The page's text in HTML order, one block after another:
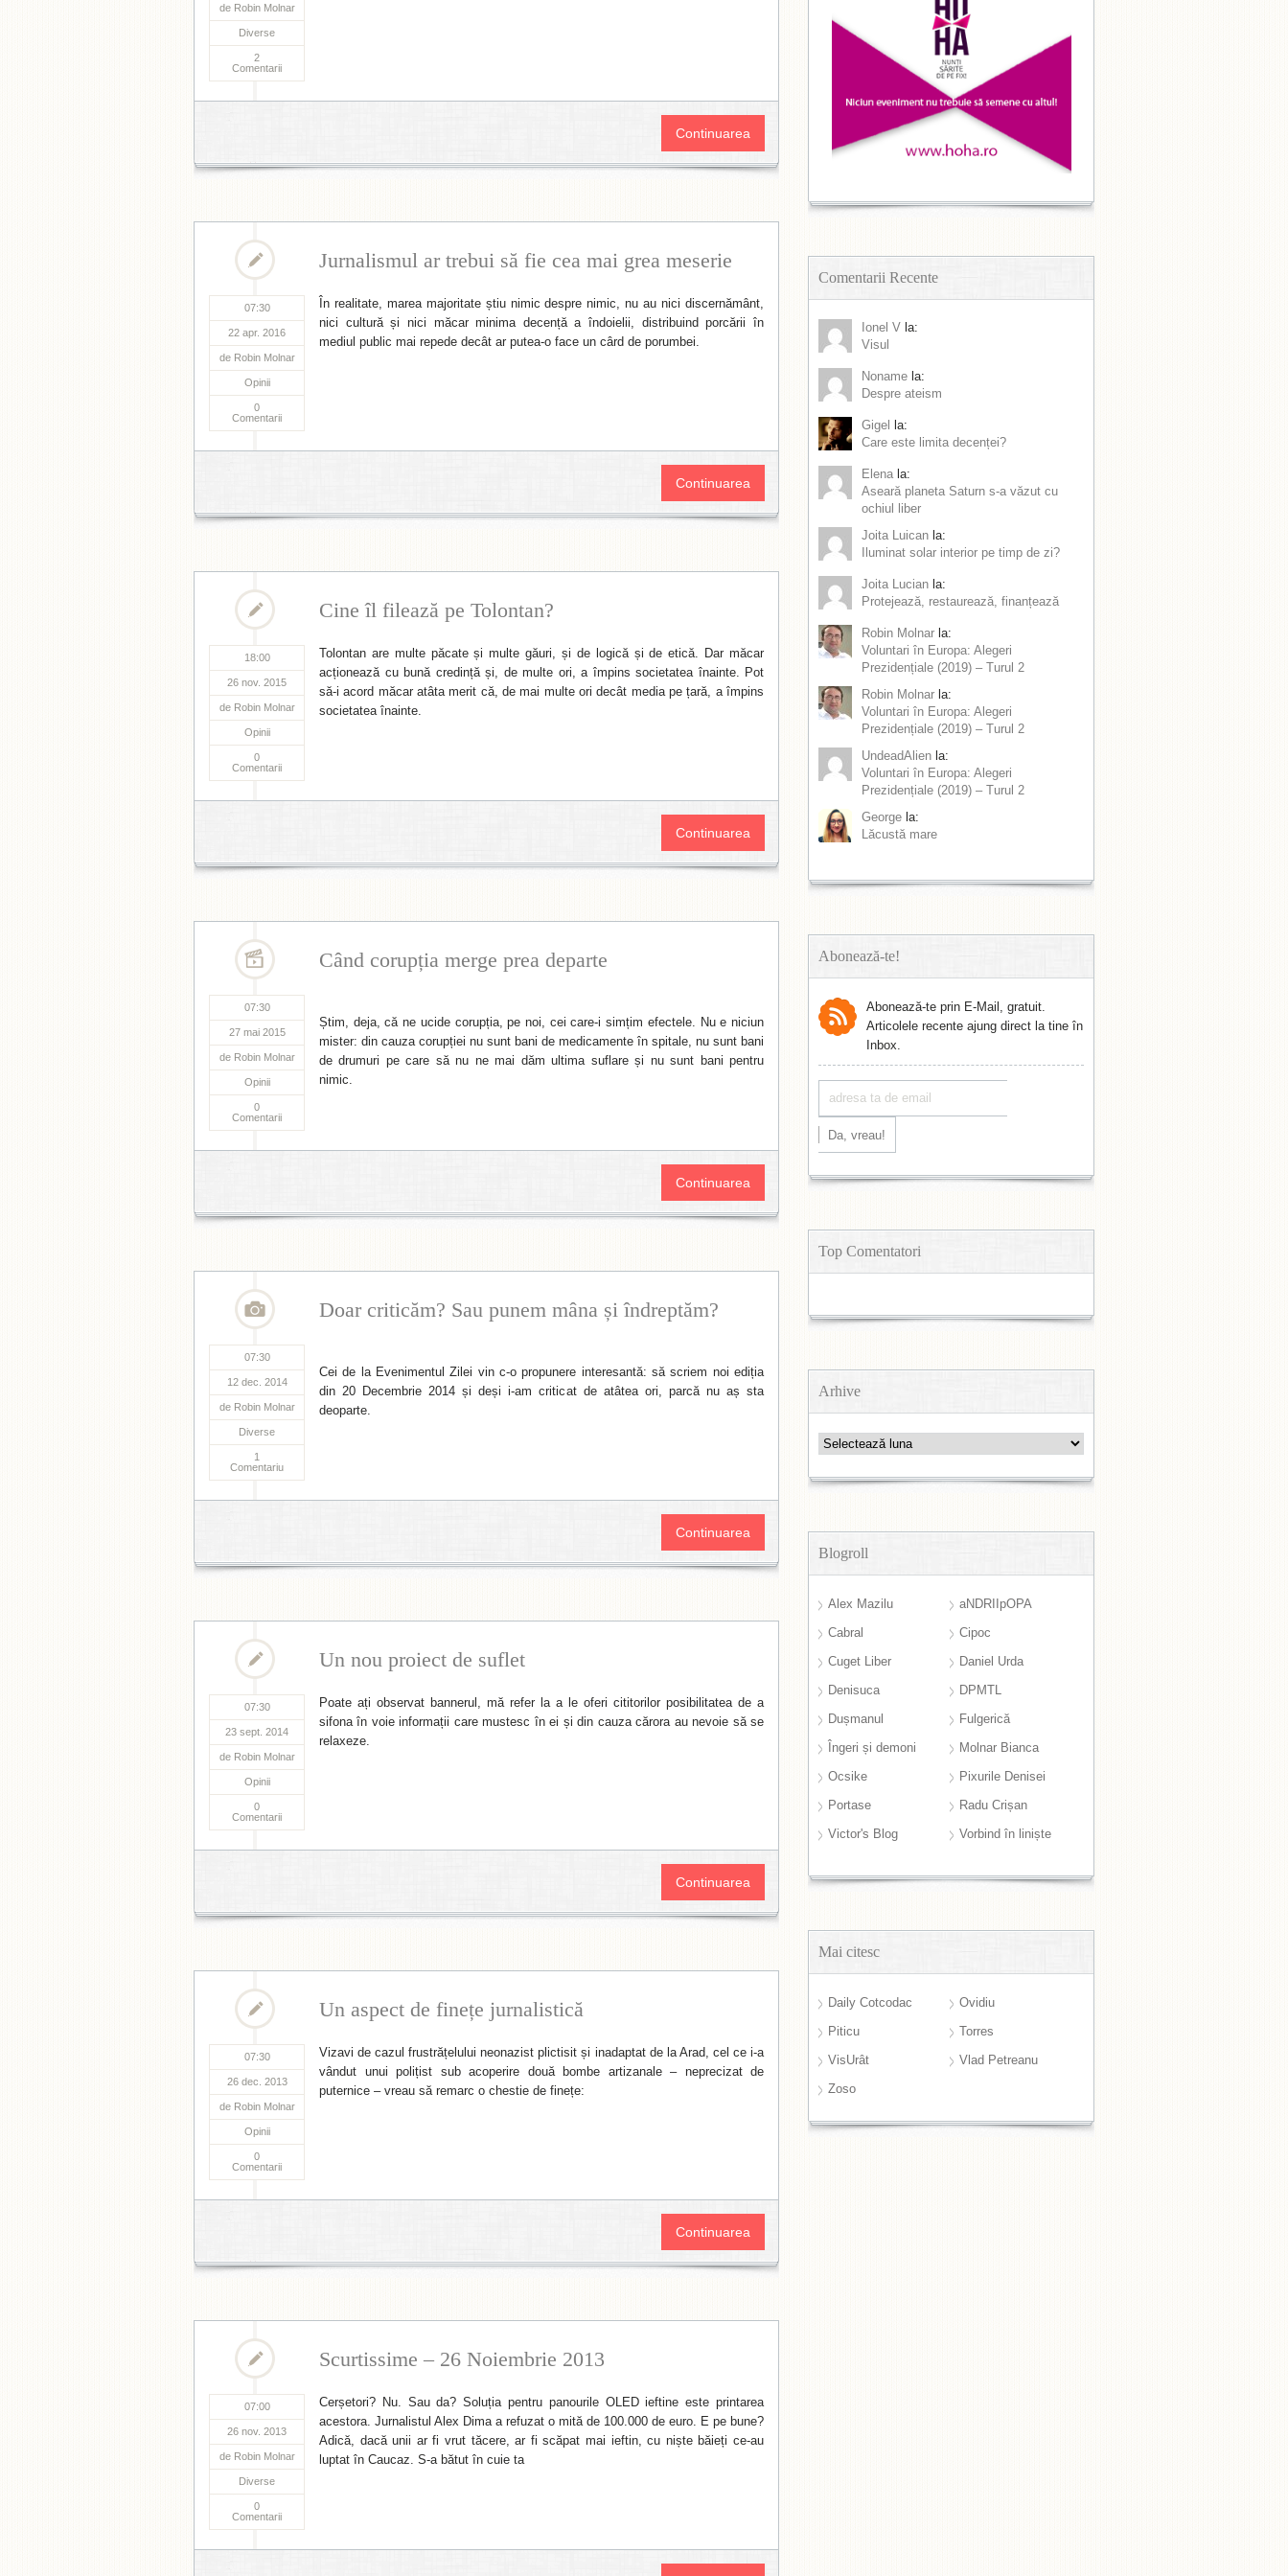
de Robin Molnar
Diverse
2
Comentarii
Continuarea
07:30
22 apr. 2016
de Robin Molnar
Opinii
0
Comentarii
Jurnalismul ar trebui să fie cea mai grea meserie
În realitate, marea majoritate știu nimic despre nimic, nu au nici discernământ,
nici cultură și nici măcar minima decență a îndoielii, distribuind porcării în
mediul public mai repede decât ar putea-o face un cârd de porumbei.
Continuarea
18:00
26 nov. 2015
de Robin Molnar
Opinii
0
Comentarii
Cine îl filează pe Tolontan?
Tolontan are multe păcate și multe găuri, și de logică și de etică. Dar măcar
acționează cu bună credință și, de multe ori, a împins societatea înainte. Pot
să-i acord măcar atâta merit că, de mai multe ori decât media pe țară, a împins
societatea înainte.
Continuarea
07:30
27 mai 2015
de Robin Molnar
Opinii
0
Comentarii
Când corupția merge prea departe
Știm, deja, că ne ucide corupția, pe noi, cei care-i simțim efectele. Nu e niciun
mister: din cauza corupției nu sunt bani de medicamente în spitale, nu sunt bani
de drumuri pe care să nu ne mai dăm ultima suflare și nu sunt bani pentru
nimic.
Continuarea
07:30
12 dec. 2014
de Robin Molnar
Diverse
1
Comentariu
Doar criticăm? Sau punem mâna și îndreptăm?
Cei de la Evenimentul Zilei vin c-o propunere interesantă: să scriem noi ediția
din 20 Decembrie 2014 și deși i-am criticat de atâtea ori, parcă nu aș sta
deoparte.
Continuarea
07:30
23 sept. 2014
de Robin Molnar
Opinii
0
Comentarii
Un nou proiect de suflet
Poate ați observat bannerul, mă refer la a le oferi cititorilor posibilitatea de a
sifona în voie informații care mustesc în ei și din cauza cărora au nevoie să se
relaxeze.
Continuarea
07:30
26 dec. 2013
de Robin Molnar
Opinii
0
Comentarii
Un aspect de finețe jurnalistică
Vizavi de cazul frustrățelului neonazist plictisit și inadaptat de la Arad, cel ce i-a
vândut unui polițist sub acoperire două bombe artizanale – neprecizat de
puternice – vreau să remarc o chestie de finețe:
Continuarea
07:00
26 nov. 2013
de Robin Molnar
Diverse
0
Comentarii
Scurtissime – 26 Noiembrie 2013
Cerșetori? Nu. Sau da? Soluția pentru panourile OLED ieftine este printarea
acestora. Jurnalistul Alex Dima a refuzat o mită de 100.000 de euro. E pe bune?
Adică, dacă unii ar fi vrut tăcere, ar fi scăpat mai ieftin, cu niște băieți ce-au
luptat în Caucaz. S-a bătut în cuie ta
Comentarii Recente
Ionel V la:
Visul
Noname la:
Despre ateism
Gigel
la:
Care este limita decenței?
Elena la:
Aseară planeta Saturn s-a văzut cu
ochiul liber
Joita Luican la:
Iluminat solar interior pe timp de zi?
Joita Lucian la:
Protejează, restaurează, finanțează
Robin Molnar la:
Voluntari în Europa: Alegeri
Prezidențiale (2019) – Turul 2
Robin Molnar la:
Voluntari în Europa: Alegeri
Prezidențiale (2019) – Turul 2
UndeadAlien la:
Voluntari în Europa: Alegeri
Prezidențiale (2019) – Turul 2
George la:
Lăcustă mare
Abonează-te!
Abonează-te prin E-Mail, gratuit.
Articolele recente ajung direct la tine în
Inbox.
Top Comentatori
Arhive
Arhive
Blogroll
Alex Mazilu
aNDRIIpOPA
Cabral
Cipoc
Cuget Liber
Daniel Urda
Denisuca
DPMTL
Dușmanul
Fulgerică
Îngeri și demoni
Molnar Bianca
Ocsike
Pixurile Denisei
Portase
Radu Crișan
Victor's Blog
Vorbind în liniște
Mai citesc
Daily Cotcodac
Ovidiu
Piticu
Torres
VisUrât
Vlad Petreanu
Zoso